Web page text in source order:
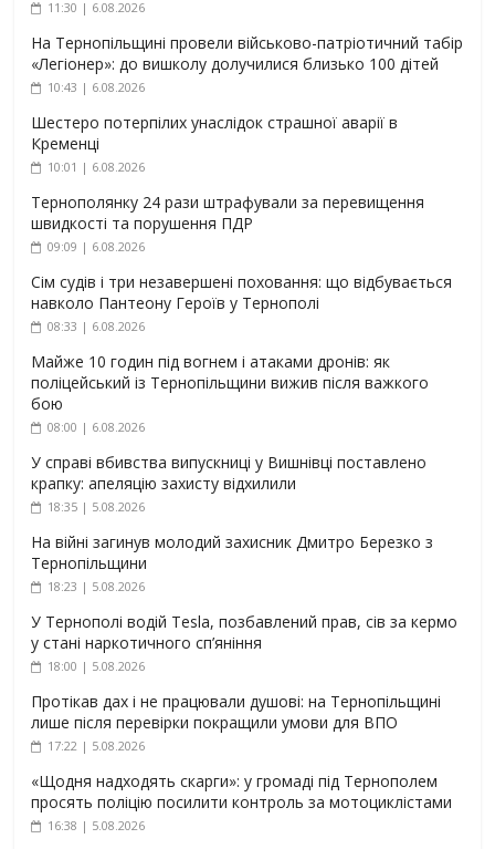
11:30 | 6.08.2026
На Тернопільщині провели військово-патріотичний табір
«Легіонер»: до вишколу долучилися близько 100 дітей
10:43 | 6.08.2026
Шестеро потерпілих унаслідок страшної аварії в
Кременці
10:01 | 6.08.2026
Тернополянку 24 рази штрафували за перевищення
швидкості та порушення ПДР
09:09 | 6.08.2026
Сім судів і три незавершені поховання: що відбувається
навколо Пантеону Героїв у Тернополі
08:33 | 6.08.2026
Майже 10 годин під вогнем і атаками дронів: як
поліцейський із Тернопільщини вижив після важкого
бою
08:00 | 6.08.2026
У справі вбивства випускниці у Вишнівці поставлено
крапку: апеляцію захисту відхилили
18:35 | 5.08.2026
На війні загинув молодий захисник Дмитро Березко з
Тернопільщини
18:23 | 5.08.2026
У Тернополі водій Tesla, позбавлений прав, сів за кермо
у стані наркотичного сп’яніння
18:00 | 5.08.2026
Протікав дах і не працювали душові: на Тернопільщині
лише після перевірки покращили умови для ВПО
17:22 | 5.08.2026
«Щодня надходять скарги»: у громаді під Тернополем
просять поліцію посилити контроль за мотоциклістами
16:38 | 5.08.2026